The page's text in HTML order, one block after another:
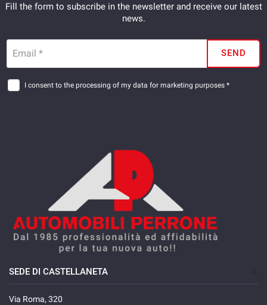
Fill the form to subscribe in the newsletter and receive our latest
news.
Email * SEND
I consent to the processing of my data for marketing purposes *
SEDE DI CASTELLANETA
Via Roma, 320